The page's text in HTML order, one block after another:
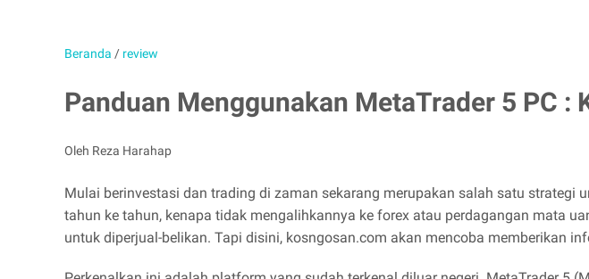
Beranda / review
Panduan Menggunakan MetaTrader 5 PC :
Oleh Reza Harahap
Mulai berinvestasi dan trading di zaman sekarang merupakan salah satu
tahun ke tahun, kenapa tidak mengalihkannya ke forex atau perdagangan mata
untuk diperjual-belikan. Tapi disini, kosngosan.com akan mencoba memberikan